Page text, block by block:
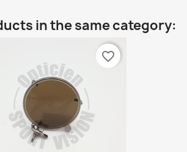
in the same category:
favorite_border